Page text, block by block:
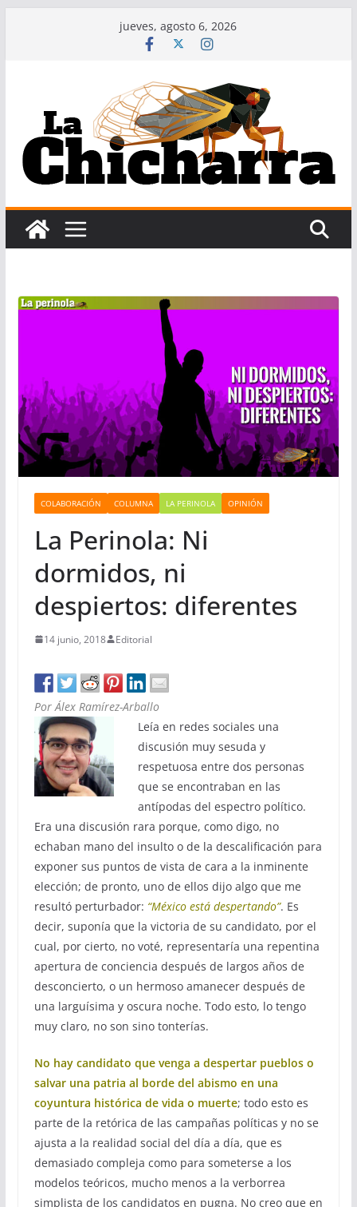
jueves, agosto 6, 2026
COLABORACIÓN COLUMNA LA PERINOLA OPINIÓN
La Perinola: Ni
dormidos, ni
despiertos: diferentes
14 junio, 2018 Editorial
Por Álex Ramírez-Arballo
Leía en redes sociales una
discusión muy sesuda y
respetuosa entre dos personas
que se encontraban en las
antípodas del espectro político.
Era una discusión rara porque, como digo, no
echaban mano del insulto o de la descalificación para
exponer sus puntos de vista de cara a la inminente
elección; de pronto, uno de ellos dijo algo que me
resultó perturbador: “México está despertando”. Es
decir, suponía que la victoria de su candidato, por el
cual, por cierto, no voté, representaría una repentina
apertura de conciencia después de largos años de
desconcierto, o un hermoso amanecer después de
una larguísima y oscura noche. Todo esto, lo tengo
muy claro, no son sino tonterías.
No hay candidato que venga a despertar pueblos o
salvar una patria al borde del abismo en una
coyuntura histórica de vida o muerte; todo esto es
parte de la retórica de las campañas políticas y no se
ajusta a la realidad social del día a día, que es
demasiado compleja como para someterse a los
modelos teóricos, mucho menos a la verborrea
simplista de los candidatos en pugna. No creo que en